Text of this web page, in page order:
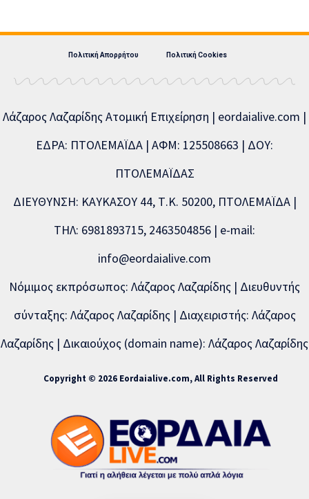
Πολιτική Απορρήτου Πολιτική Cookies
Λάζαρος Λαζαρίδης Ατομική Επιχείρηση | eordaialive.com |
ΕΔΡΑ: ΠΤΟΛΕΜΑΪΔΑ | ΑΦΜ: 125508663 | ΔΟΥ:
ΠΤΟΛΕΜΑΪΔΑΣ
ΔΙΕΥΘΥΝΣΗ: ΚΑΥΚΑΣΟΥ 44, Τ.Κ. 50200, ΠΤΟΛΕΜΑΪΔΑ |
ΤΗΛ: 6981893715, 2463504856 | e-mail:
info@eordaialive.com
Νόμιμος εκπρόσωπος: Λάζαρος Λαζαρίδης | Διευθυντής
σύνταξης: Λάζαρος Λαζαρίδης | Διαχειριστής: Λάζαρος
Λαζαρίδης | Δικαιούχος (domain name): Λάζαρος Λαζαρίδης
Copyright © 2026 Eordaialive.com, All Rights Reserved